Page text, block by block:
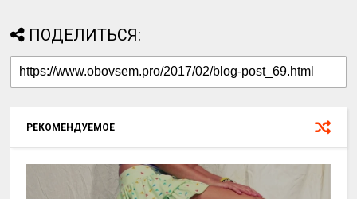
ПОДЕЛИТЬСЯ:
РЕКОМЕНДУЕМОЕ